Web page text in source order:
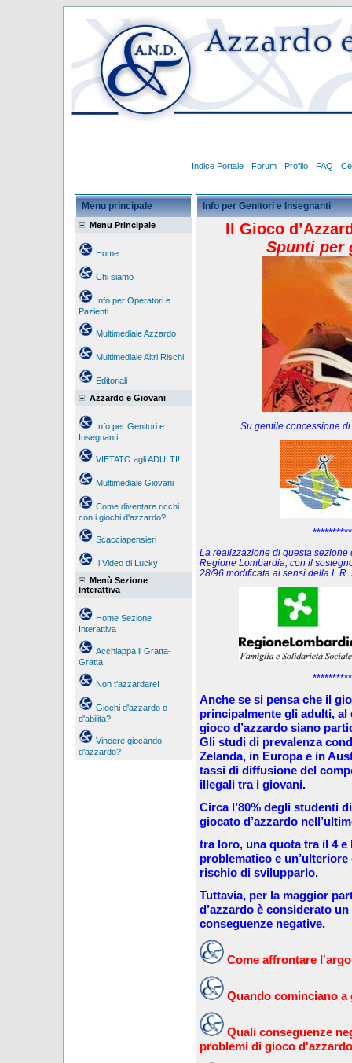
Indice Portale Forum Profilo FAQ
Menu principale
Menu Principale
Home
Chi siamo
Info per Operatori e
Pazienti
Multimediale Azzardo
Multimediale Altri Rischi
Editoriali
Azzardo e Giovani
Info per Genitori e
Insegnanti
VIETATO agli ADULTI!
Multimediale Giovani
Come diventare ricchi
con i giochi d'azzardo?
Scacciapensieri
Il Video di Lucky
Menù Sezione
Interattiva
Home Sezione
Interattiva
Acchiappa il Gratta-
Gratta!
Non t'azzardare!
Giochi d'azzardo o
d'abilità?
Vincere giocando
d'azzardo?
Info per Genitori e Insegnanti
Il Gioco
Spunti per
Su gentile concessione
La realizzazione di questa sezione
Regione Lombardia, con il
28/96 modificata ai sensi della
Anche se si pensa che il
principalmente gli adulti,
gioco d’azzardo siano
Gli studi di prevalenza
Zelanda, in Europa e in
tassi di diffusione del
illegali tra i giovani.
Circa l’80% degli studenti
giocato d’azzardo
tra loro, una quota tra il 4 e
problematico e
rischio di svilupparlo.
Tuttavia, per la maggior
d’azzardo è considerato
conseguenze negative.
Come affrontare
Quando cominciano a
Quali conseguenze
problemi di gioco